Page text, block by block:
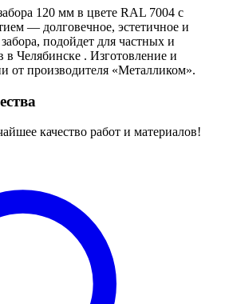
120 мм в цвете RAL 7004 с
— долговечное, эстетичное и
подойдет для частных и
в Челябинске . Изготовление и
от производителя «Металликом».
качество работ и материалов!